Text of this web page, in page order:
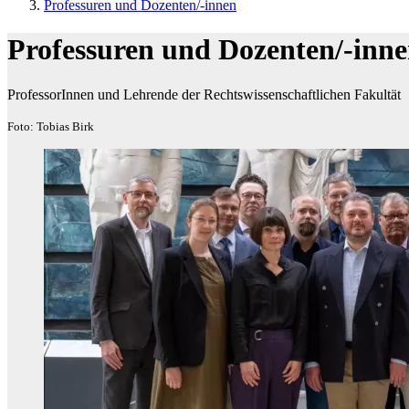
Professuren und Dozenten/-innen
Professuren und Dozenten/-
ProfessorInnen und Lehrende der Rechtswissenschaftlichen Fakultät
Foto: Tobias Birk